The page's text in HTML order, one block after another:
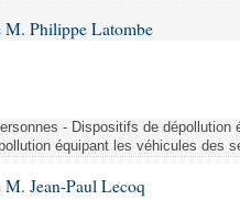
M. Philippe Latombe
- Dispositifs de
équipant les véhicules des
M. Jean-Paul Lecoq